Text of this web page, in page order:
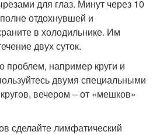
для глаз. Минут через 10
отдохнувшей и
в холодильнике. Им
двух суток.
проблем, например круги и
двумя специальными
вечером – от «мешков»
сделайте лимфатический